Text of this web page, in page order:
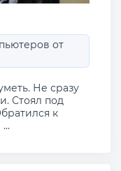
от
Не сразу
Стоял под
к